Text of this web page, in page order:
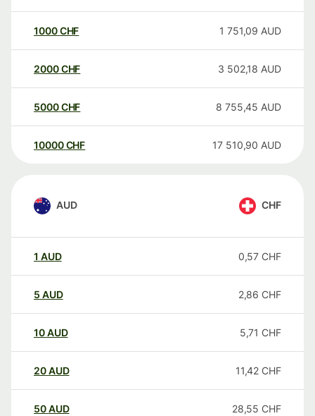
1000CHF 1 751,09 AUD
2000CHF 3 502,18 AUD
5000CHF 8 755,45 AUD
10000 CHF 17 510,90 AUD
AUD CHF
1 AUD 0,57 CHF
5 AUD 2,86 CHF
10AUD 5,71 CHF
20AUD 11,42 CHF
50AUD 28,55 CHF